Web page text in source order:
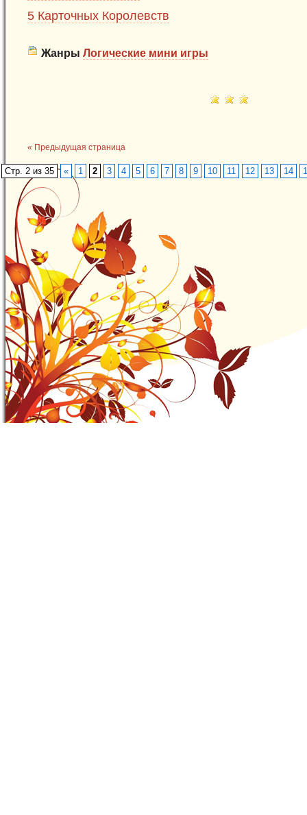
5 Карточных Королевств
Жанры Логические мини игры
« Предыдущая страница
Стр. 2 из 35 « 1 2 3 4 5 6 7 8 9 10 11 12 13 14